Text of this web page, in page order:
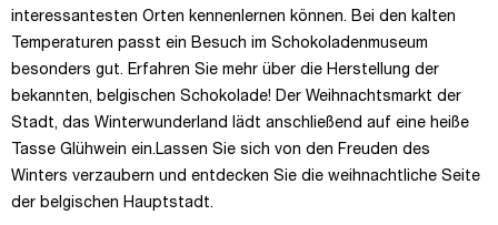
interessantesten Orten kennenlernen können. Bei den kalten
Temperaturen passt ein Besuch im Schokoladenmuseum
besonders gut. Erfahren Sie mehr über die Herstellung der
bekannten, belgischen Schokolade! Der Weihnachtsmarkt der
Stadt, das Winterwunderland lädt anschließend auf eine heiße
Tasse Glühwein ein.Lassen Sie sich von den Freuden des
Winters verzaubern und entdecken Sie die weihnachtliche Seite
der belgischen Hauptstadt.